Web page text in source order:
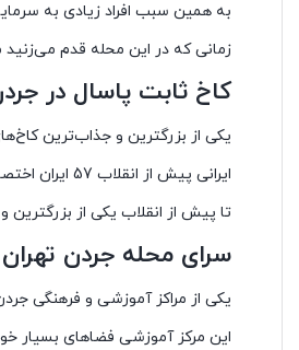
به همین سبب افراد زیادی به
زمانی که در این محله قدم
کاخ ثابت پاسال در
یکی از بزرگترین و جذاب‌ترین
ایرانی پیش از انقلاب 57 ایران اختصاص یافت که بعد از انقلاب مصادره شد.
تا پیش از انقلاب یکی از بزرگترین و
سرای محله جردن تهران
یکی از مراکز آموزشی و فرهنگی
این مرکز آموزشی فضاهای بسیار